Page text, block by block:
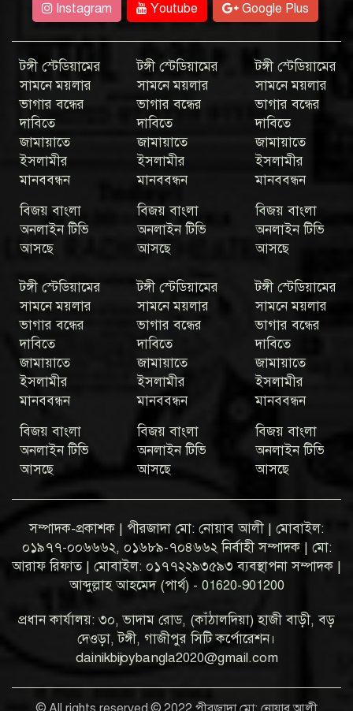
Instagram
Youtube Google Plus
টঙ্গী স্টেডিয়ামের
সামনে ময়লার
ভাগার বন্ধের
দাবিতে
জামায়াতে
ইসলামীর
মানববন্ধন
বিজয় বাংলা
অনলাইন টিভি
আসছে
টঙ্গী স্টেডিয়ামের
সামনে ময়লার
ভাগার বন্ধের
দাবিতে
জামায়াতে
ইসলামীর
মানববন্ধন
বিজয় বাংলা
অনলাইন টিভি
আসছে
টঙ্গী স্টেডিয়ামের
সামনে ময়লার
ভাগার বন্ধের
দাবিতে
জামায়াতে
ইসলামীর
মানববন্ধন
বিজয় বাংলা
অনলাইন টিভি
আসছে
টঙ্গী স্টেডিয়ামের
সামনে ময়লার
ভাগার বন্ধের
দাবিতে
জামায়াতে
ইসলামীর
মানববন্ধন
বিজয় বাংলা
অনলাইন টিভি
আসছে
টঙ্গী স্টেডিয়ামের
সামনে ময়লার
ভাগার বন্ধের
দাবিতে
জামায়াতে
ইসলামীর
মানববন্ধন
বিজয় বাংলা
অনলাইন টিভি
আসছে
টঙ্গী স্টেডিয়ামের
সামনে ময়লার
ভাগার বন্ধের
দাবিতে
জামায়াতে
ইসলামীর
মানববন্ধন
বিজয় বাংলা
অনলাইন টিভি
আসছে
সম্পাদক-প্রকাশক | পীরজাদা মো: নোয়াব আলী | মোবাইল:
০১৯৭৭-০০৬৬৬২, ০১৬৮৯-৭০৪৬৬২ নির্বাহী সম্পাদক | মো:
আরাফ রিফাত | মোবাইল: ০১৭৭২২৯৩৫৯৩ ব্যবস্থাপনা সম্পাদক |
আব্দুল্লাহ আহমেদ (পার্থ) - 01620-901200
প্রধান কার্যালয়: ৩০, ভাদাম রোড, (কাঁঠালদিয়া) হাজী বাড়ী, বড়
দেওড়া, টঙ্গী, গাজীপুর সিটি কর্পোরেশন।
dainikbijoybangla2020@gmail.com